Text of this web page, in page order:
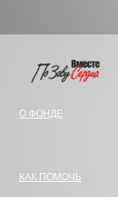
О ФОНДЕ
КАК ПОМОЧЬ